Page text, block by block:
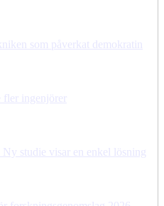
som påverkat demokratin
ingenjörer
studie visar en enkel lösning